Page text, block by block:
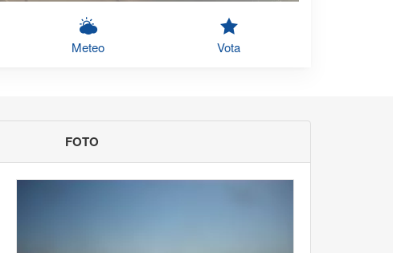
Meteo Vota
FOTO